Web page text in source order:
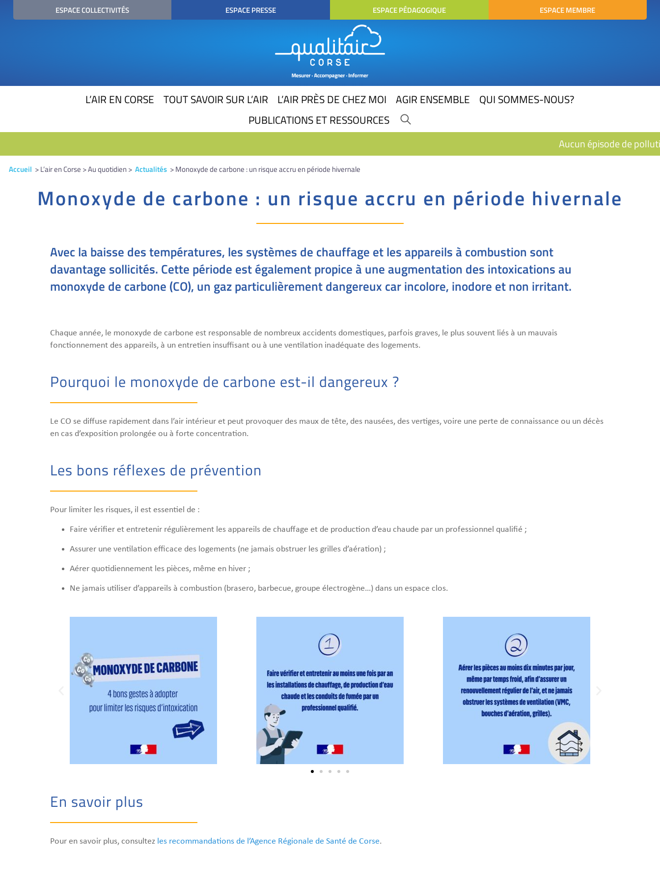
ESPACE COLLECTIVITÉS ESPACE PRESSE ESPACE PÉDAGOGIQUE ESPACE MEMBRE
L’AIR EN CORSE TOUT SAVOIR SUR L’AIR L’AIR PRÈS DE CHEZ MOI AGIR ENSEMBLE
QUI SOMMES-NOUS?
PUBLICATIONS ET RESSOURCES
Aucun épisode de
Accueil > L’air en Corse > Au quotidien > Actualités > Monoxyde de carbone : un risque accru en période hivernale
Monoxyde de carbone : un risque accru en période hivernale
Avec la baisse des températures, les systèmes de chauffage et les appareils à combustion sont
davantage sollicités. Cette période est également propice à une augmentation des intoxications au
monoxyde de carbone (CO), un gaz particulièrement dangereux car incolore, inodore et non irritant.
Chaque année, le monoxyde de carbone est responsable de nombreux accidents domestiques, parfois graves, le plus souvent liés à un mauvais
fonctionnement des appareils, à un entretien insuffisant ou à une ventilation inadéquate des logements.
Pourquoi le monoxyde de carbone est-il dangereux ?
Le CO se diffuse rapidement dans l’air intérieur et peut provoquer des maux de tête, des nausées, des vertiges, voire une perte de connaissance ou un décès
en cas d’exposition prolongée ou à forte concentration.
Les bons réflexes de prévention
Pour limiter les risques, il est essentiel de :
Faire vérifier et entretenir régulièrement les appareils de chauffage et de production d’eau chaude par un professionnel qualifié ;
Assurer une ventilation efficace des logements (ne jamais obstruer les grilles d’aération) ;
Aérer quotidiennement les pièces, même en hiver ;
Ne jamais utiliser d’appareils à combustion (brasero, barbecue, groupe électrogène…) dans un espace clos.
En savoir plus
Pour en savoir plus, consultez les recommandations de l’Agence Régionale de Santé de Corse.